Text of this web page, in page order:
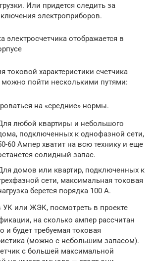
Или придется следить за
электроприборов.
электросчетчика отображается в
токовой характеристики счетчика
можно пойти несколькими путями:
на «средние» нормы.
любой квартиры и небольшого
подключенных к однофазной сети,
60 Ампер хватит на всю технику и еще
солидный запас.
домов или квартир, подключенных к
сети, максимальная токовая
берется порядка 100 А.
УК или ЖЭК, посмотреть в проекте
на сколько ампер рассчитан
и будет требуемая токовая
(можно с небольшим запасом).
с большей максимальной